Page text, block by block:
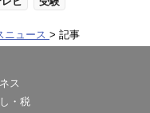
ニュース 記事
ス
・税